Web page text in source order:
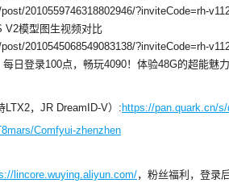
2010559746318802946/?inviteCode=rh-
V2模型图生视频对比
2010545068549083138/?inviteCode=rh-
日登录100点，畅玩4090！体验48G的超能魅力
，JR DreamID-V）: https://pan.quark.cn/s/
Comfyui-zhenzhen
lincore.wuying.aliyun.com/，粉丝福利，登录